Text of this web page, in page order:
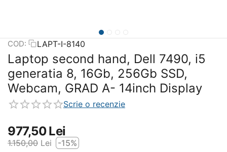
COD: LAPT-I-8140
Laptop second hand, Dell 7490, i5
generatia 8, 16Gb, 256Gb SSD,
Webcam, GRAD A- 14inch Display
Scrie o recenzie
977,50Lei
1.150,00 Lei
-15%